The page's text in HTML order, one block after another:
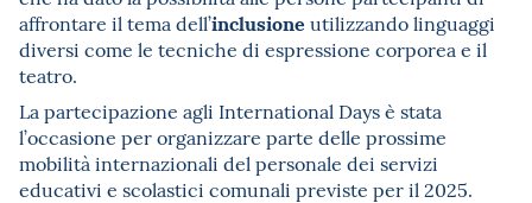
affrontare il tema dell’inclusione utilizzando linguaggi
diversi come le tecniche di espressione corporea e il
teatro.
La partecipazione agli International Days è stata
l’occasione per organizzare parte delle prossime
mobilità internazionali del personale dei servizi
educativi e scolastici comunali previste per il 2025.